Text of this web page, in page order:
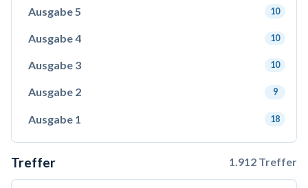
Ausgabe 5 10
Ausgabe 4 10
Ausgabe 3 10
Ausgabe 2 9
Ausgabe 1 18
Treffer 1.912 Treffer